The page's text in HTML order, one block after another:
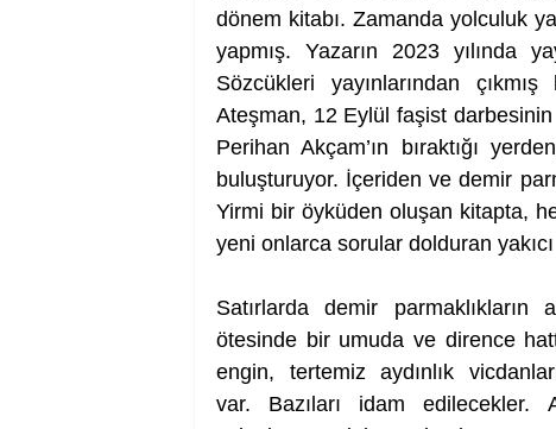
dönem kitabı. Zamanda yolculuk
yapmış. Yazarın 2023 yılında
Sözcükleri yayınlarından çıkmış
Ateşman, 12 Eylül faşist
Perihan Akçam’ın bıraktığı
buluşturuyor. İçeriden ve demir
Yirmi bir öyküden oluşan kitapta,
yeni onlarca sorular dolduran
Satırlarda demir parmaklıkların
ötesinde bir umuda ve dirence
engin, tertemiz aydınlık
var. Bazıları idam